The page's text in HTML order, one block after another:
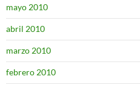
mayo 2010
abril 2010
marzo 2010
febrero 2010